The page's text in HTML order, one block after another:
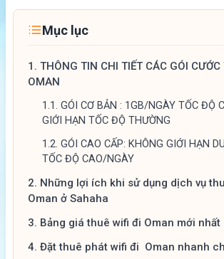
Mục lục
1. THÔNG TIN CHI TIẾT CÁC GÓI CƯỚC
OMAN
1.1. GÓI CƠ BẢN : 1GB/NGÀY TỐC ĐỘ
GIỚI HẠN TỐC ĐỘ THƯỜNG
1.2. GÓI CAO CẤP: KHÔNG GIỚI HẠN
TỐC ĐỘ CAO/NGÀY
2. Những lợi ích khi sử dụng dịch vụ
Oman ở Sahaha
3. Bảng giá thuê wifi đi Oman mới nhất
4. Đặt thuê phát wifi đi Oman nhanh